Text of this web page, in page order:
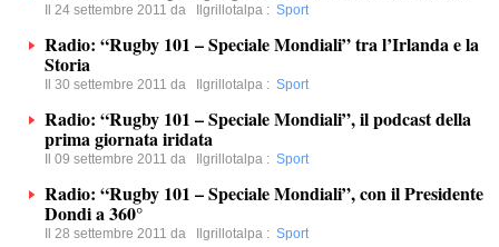
Il 24 settembre 2011 da Ilgrillotalpa : Sport
Radio: “Rugby 101 – Speciale Mondiali” tra l’Irlanda e la
Storia
Il 30 settembre 2011 da Ilgrillotalpa : Sport
Radio: “Rugby 101 – Speciale Mondiali”, il podcast della
prima giornata iridata
Il 09 settembre 2011 da Ilgrillotalpa : Sport
Radio: “Rugby 101 – Speciale Mondiali”, con il Presidente
Dondi a 360°
Il 28 settembre 2011 da Ilgrillotalpa : Sport